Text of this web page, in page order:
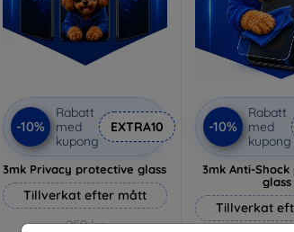
-10%
Rabatt
med
kupong
EXTRA10
3mk Privacy protective glass
Tillverkat efter mått
259 kr
-10%
Rabatt
med
kupong
3mk Anti-
glass
Tillverkat